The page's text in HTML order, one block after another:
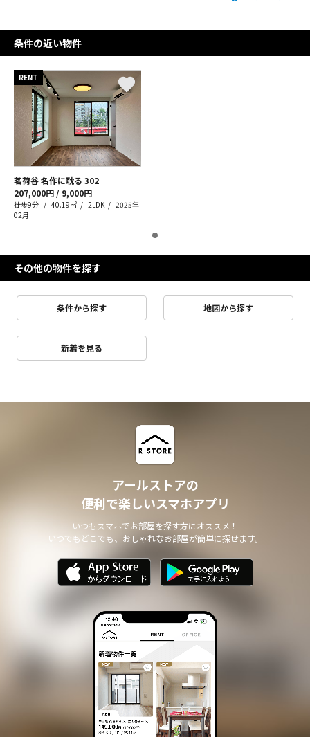
条件の近い物件
RENT
茗荷谷 名作に耽る 302
207,000円 / 9,000円
徒歩9分 40.19㎡ 2LDK
2025年
02月
その他の物件を探す
条件から探す 地図から探す
新着を見る
アールストアの
便利で楽しいスマホアプリ
いつもスマホでお部屋を探す方にオススメ！
いつでもどこでも、おしゃれなお部屋が簡単に探せます。